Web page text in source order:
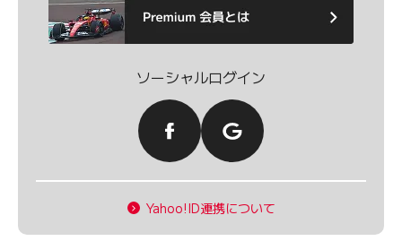
ソーシャルログイン
Yahoo!ID連携について